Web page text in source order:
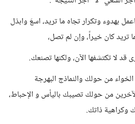
بهدوء وتكرار تجاه ما تريد، اسعَ وابذل
تريد كان خيراً، وإن لم تصل،
لا تكتشفها الآن، ولكنها تصنعك.
من حولك والنماذج البهرجة
من حولك تصيبك باليأس و الإحباط،
وكراهية ذاتك.